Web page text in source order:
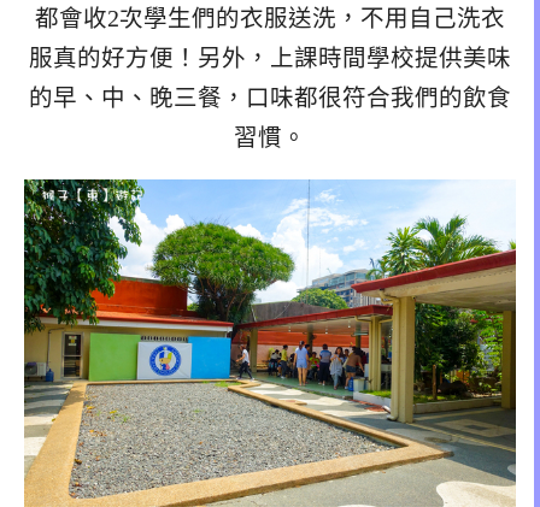
都會收2次學生們的衣服送洗，不用自己洗衣
服真的好方便！另外，上課時間學校提供美味
的早、中、晚三餐，口味都很符合我們的飲食
習慣。